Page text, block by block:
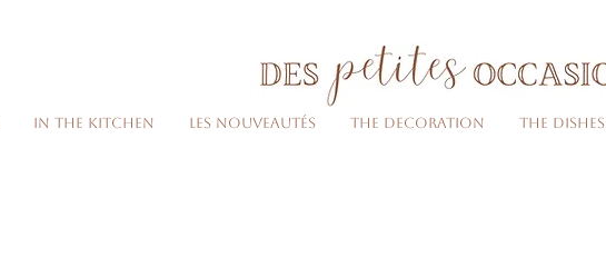
In the kitchen Les nouveautés The decoration The dishes